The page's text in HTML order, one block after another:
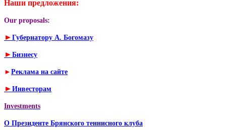
Наши предложения:
Our proposals:
► Губернатору А. Богомазу
► Бизнесу
► Реклама на сайте
► Инвесторам
Investments
О Президенте Брянского теннисного клуба